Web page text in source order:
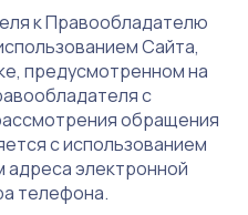
к Правообладателю
Сайта,
предусмотренном на
с
обращения
с использованием
адреса электронной
телефона.